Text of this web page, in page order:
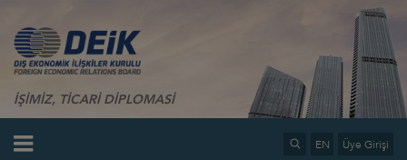
İŞİMİZ, TİCARİ DİPLOMASİ
EN Üye Girişi